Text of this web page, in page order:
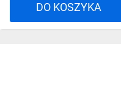
DO KOSZYKA